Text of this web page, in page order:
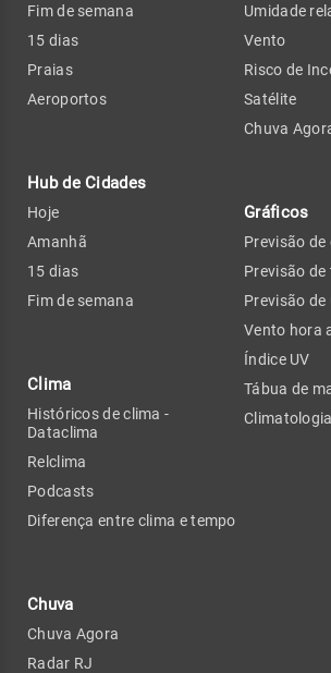
Fim de semana
15 dias
Praias
Aeroportos
Hub de Cidades
Hoje
Amanhã
15 dias
Fim de semana
Clima
Históricos de clima -
Dataclima
Relclima
Podcasts
Diferença entre clima e tempo
Chuva
Chuva Agora
Radar RJ
Umidade
Vento
Risco de
Satélite
Chuva
Gráficos
Previsão de
Previsão
Previsão de
Vento hora
Índice UV
Tábua de
Climatologia